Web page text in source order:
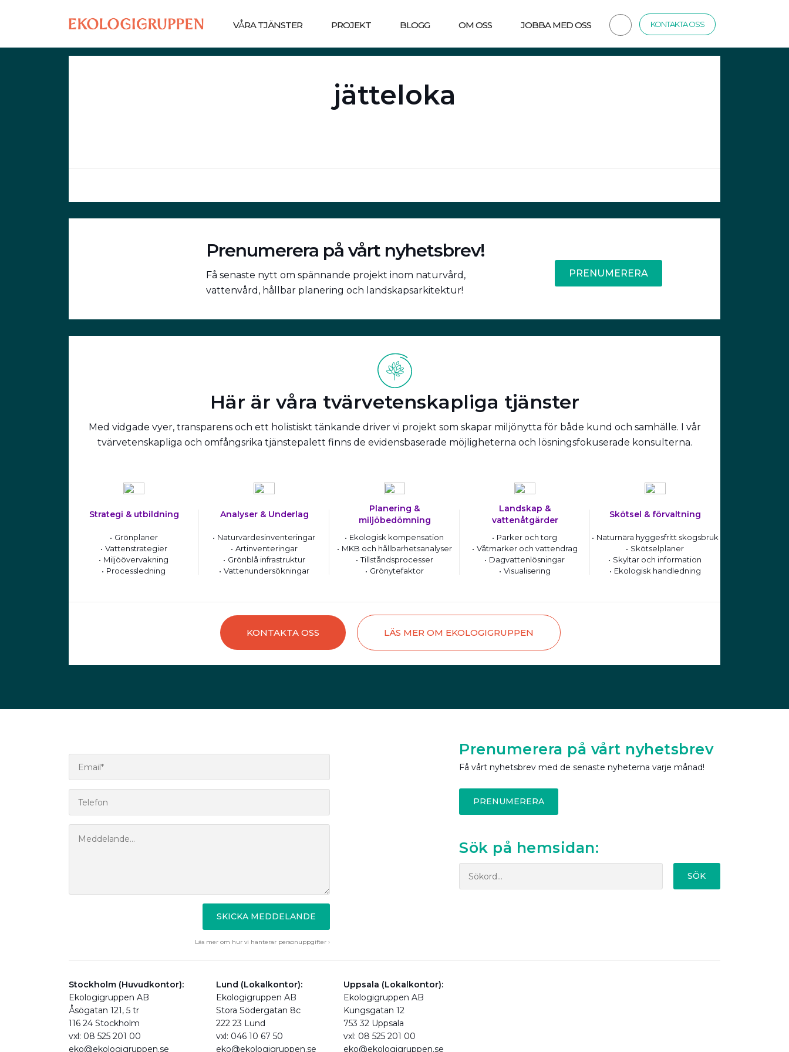
VÅRA TJÄNSTER PROJEKT BLOGG OM OSS JOBBA MED OSS KONTAKTA OSS
jätteloka
Prenumerera på vårt nyhetsbrev!
Få senaste nytt om spännande projekt inom naturvård,
vattenvård, hållbar planering och landskapsarkitektur!
PRENUMERERA
Här är våra tvärvetenskapliga tjänster
Med vidgade vyer, transparens och ett holistiskt tänkande driver vi projekt som skapar miljönytta för både kund och samhälle. I vår
tvärvetenskapliga och omfångsrika tjänstepalett finns de evidensbaserade möjligheterna och lösningsfokuserade konsulterna.
Strategi & utbildning
Grönplaner
Vattenstrategier
Miljöövervakning
Processledning
Analyser & Underlag
Naturvärdesinventeringar
Artinventeringar
Grönblå infrastruktur
Vattenundersökningar
Planering &
miljöbedömning
Ekologisk kompensation
MKB och hållbarhetsanalyser
Tillståndsprocesser
Grönytefaktor
Landskap &
vattenåtgärder
Parker och torg
Våtmarker och vattendrag
Dagvattenlösningar
Visualisering
Skötsel & förvaltning
Naturnära hyggesfritt skogsbruk
Skötselplaner
Skyltar och information
Ekologisk handledning
KONTAKTA OSS LÄS MER OM EKOLOGIGRUPPEN
SKICKA MEDDELANDE
Läs mer om hur vi hanterar personuppgifter ›
Prenumerera på vårt nyhetsbrev
Få vårt nyhetsbrev med de senaste nyheterna varje månad!
PRENUMERERA
Sök på hemsidan:
SÖK
Stockholm (Huvudkontor):
Ekologigruppen AB
Åsögatan 121, 5 tr
116 24 Stockholm
vxl: 08 525 201 00
eko@ekologigruppen.se
Lund (Lokalkontor):
Ekologigruppen AB
Stora Södergatan 8c
222 23 Lund
vxl: 046 10 67 50
eko@ekologigruppen.se
Uppsala (Lokalkontor):
Ekologigruppen AB
Kungsgatan 12
753 32 Uppsala
vxl: 08 525 201 00
eko@ekologigruppen.se